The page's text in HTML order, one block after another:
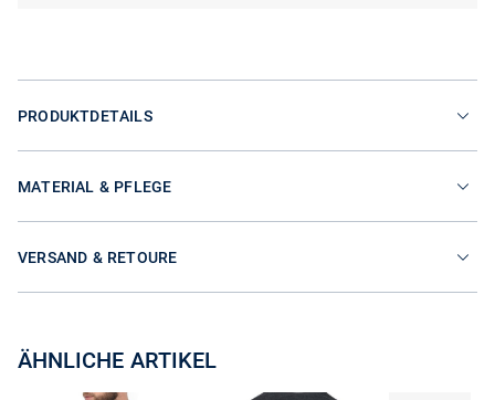
PRODUKTDETAILS
MATERIAL & PFLEGE
VERSAND & RETOURE
ÄHNLICHE ARTIKEL